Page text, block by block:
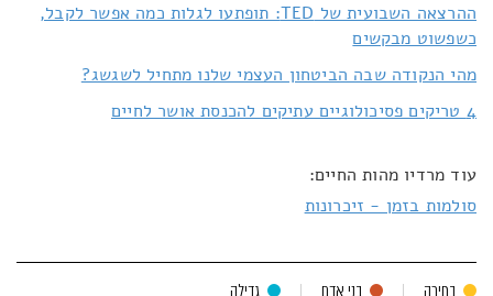
ההרצאה השבועית של TED: תופתעו לגלות כמה אפשר לקבל,
כשפשוט מבקשים
מהי הנקודה שבה הביטחון העצמי שלנו מתחיל לשגשג?
4 טריקים פסיכולוגיים עתיקים להכנסת אושר לחיים
עוד מרדיו מהות החיים:
סולמות בזמן - זיכרונות
בחירה בני אדם גדילה